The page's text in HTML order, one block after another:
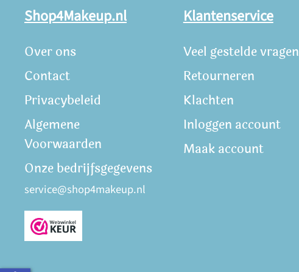
Shop4Makeup.nl
Over ons
Contact
Privacybeleid
Algemene
Voorwaarden
Onze bedrijfsgegevens
service@shop4makeup.nl
Klantenservice
Veel gestelde vragen
Retourneren
Klachten
Inloggen account
Maak account